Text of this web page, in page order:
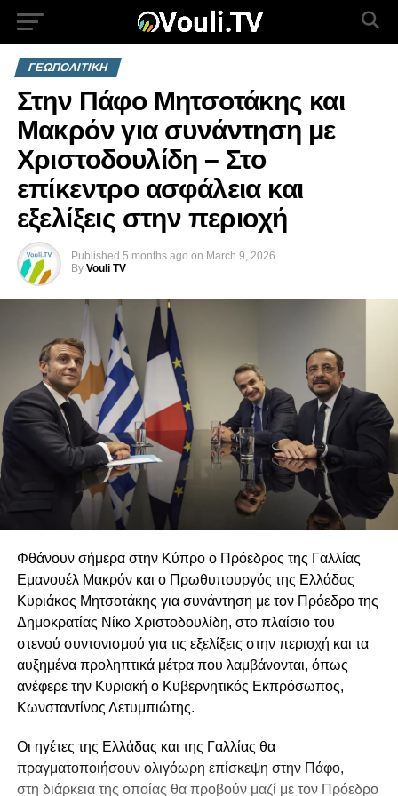
ΓΕΩΠΟΛΙΤΙΚΗ
Στην Πάφο Μητσοτάκης και
Μακρόν για συνάντηση με
Χριστοδουλίδη – Στο
επίκεντρο ασφάλεια και
εξελίξεις στην περιοχή
Published 5 months ago on March 9, 2026
By Vouli TV
Φθάνουν σήμερα στην Κύπρο ο Πρόεδρος της Γαλλίας
Εμανουέλ Μακρόν και ο Πρωθυπουργός της Ελλάδας
Κυριάκος Μητσοτάκης για συνάντηση με τον Πρόεδρο της
Δημοκρατίας Νίκο Χριστοδουλίδη, στο πλαίσιο του
στενού συντονισμού για τις εξελίξεις στην περιοχή και τα
αυξημένα προληπτικά μέτρα που λαμβάνονται, όπως
ανέφερε την Κυριακή ο Κυβερνητικός Εκπρόσωπος,
Κωνσταντίνος Λετυμπιώτης.
Οι ηγέτες της Ελλάδας και της Γαλλίας θα
πραγματοποιήσουν ολιγόωρη επίσκεψη στην Πάφο,
στη διάρκεια της οποίας θα προβούν μαζί με τον Πρόεδρο